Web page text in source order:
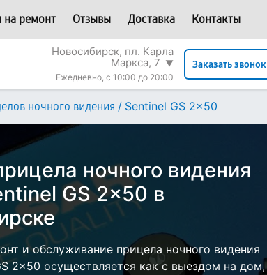
на ремонт Отзывы Доставка Контакты
Новосибирск, пл. Карла
Маркса, 7 ▼
Ежедневно, с 10:00 до 20:00
Заказать звонок
ночного видения / Sentinel GS 2x50
ночного видения
GS 2x50 в
и обслуживание прицела ночного видения
2x50 осуществляется как с выездом на дом,